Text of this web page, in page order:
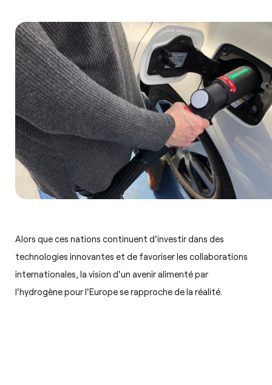
Alors que ces nations continuent d'investir dans des
technologies innovantes et de favoriser les collaborations
internationales, la vision d'un avenir alimenté par
l'hydrogène pour l'Europe se rapproche de la réalité.